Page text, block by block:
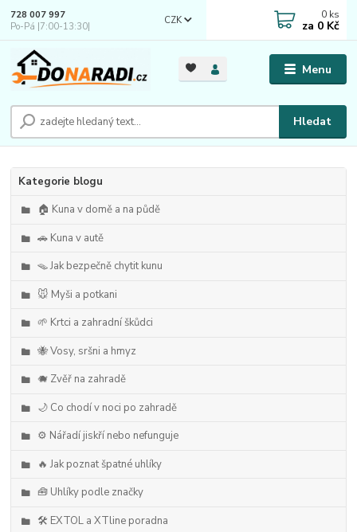
Menu
CZK
Hledat
728 007 997
Po-Pá |7:00-13:30|
0 ks
za 0 Kč
Kategorie blogu
🏠 Kuna v domě a na půdě
🚗 Kuna v autě
🪤 Jak bezpečně chytit kunu
🐭 Myši a potkani
🌱 Krtci a zahradní škůdci
🐝 Vosy, sršni a hmyz
🐗 Zvěř na zahradě
🌙 Co chodí v noci po zahradě
⚙️ Nářadí jiskří nebo nefunguje
🔥 Jak poznat špatné uhlíky
🧰 Uhlíky podle značky
🛠️ EXTOL a XTline poradna